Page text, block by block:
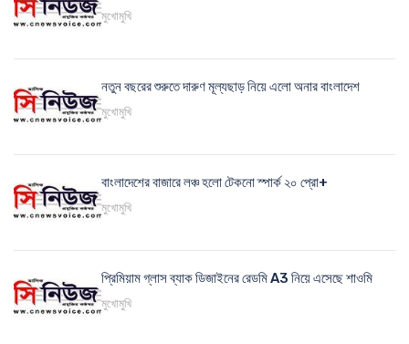
মুখোমুখি
নতুন বছরের শুরুতে দারুণ মূল্যছাড় নিয়ে এলো অনার বাংলাদেশ
মুখোমুখি
বাংলাদেশের বাজারে লঞ্চ হলো টেকনো স্পার্ক ২০ প্রো+
মুখোমুখি
প্রিমিয়াম গ্লাস ব্যাক ডিজাইনের রেডমি A3 নিয়ে এসেছে শাওমি
মুখোমুখি